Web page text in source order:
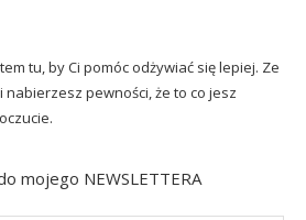
tu, by Ci pomóc odżywiać się lepiej. Ze
nabierzesz pewności, że to co jesz
mojego NEWSLETTERA